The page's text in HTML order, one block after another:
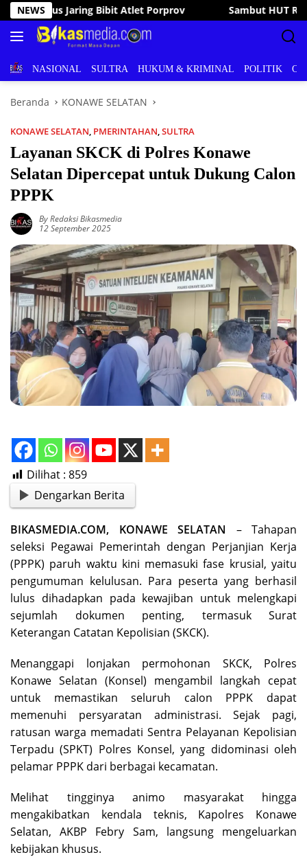
Langsung
ke
konten
NEWS
HUT RI ke-81, Bupati Irham Kalenggo Buka Porseni
BERITANASIONAL SULTRA HUKUM & KRIMINAL POLITIK
Beranda KONAWE SELATAN
KONAWE SELATAN, PMERINTAHAN,SULTRA
Layanan SKCK di Polres Konawe
Selatan Dipercepat untuk Dukung Calon
PPPK
By Redaksi Bikasmedia
12 September 2025
Dilihat : 859
Dengarkan Berita
BIKASMEDIA.COM, KONAWE SELATAN – Tahapan
seleksi Pegawai Pemerintah dengan Perjanjian Kerja
(PPPK) paruh waktu kini memasuki fase krusial, yaitu
pengumuman kelulusan. Para peserta yang berhasil
lulus dihadapkan pada kewajiban untuk melengkapi
sejumlah dokumen penting, termasuk Surat
Keterangan Catatan Kepolisian (SKCK).
Menanggapi lonjakan permohonan SKCK, Polres
Konawe Selatan (Konsel) mengambil langkah cepat
untuk memastikan seluruh calon PPPK dapat
memenuhi persyaratan administrasi. Sejak pagi,
ratusan warga memadati Sentra Pelayanan Kepolisian
Terpadu (SPKT) Polres Konsel, yang didominasi oleh
pelamar PPPK dari berbagai kecamatan.
Melihat tingginya animo masyarakat hingga
mengakibatkan kendala teknis, Kapolres Konawe
Selatan, AKBP Febry Sam, langsung mengeluarkan
kebijakan khusus.